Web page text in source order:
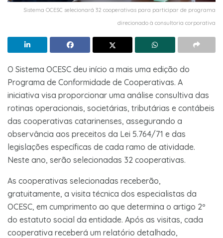
Sistema OCESC selecionará 32 cooperativas para participar de programa
direcionado à consultoria corporativa
O Sistema OCESC deu início a mais uma edição do
Programa de Conformidade de Cooperativas. A
iniciativa visa proporcionar uma análise consultiva das
rotinas operacionais, societárias, tributárias e contábeis
das cooperativas catarinenses, assegurando a
observância aos preceitos da Lei 5.764/71 e das
legislações específicas de cada ramo de atividade.
Neste ano, serão selecionadas 32 cooperativas.
As cooperativas selecionadas receberão,
gratuitamente, a visita técnica dos especialistas da
OCESC, em cumprimento ao que determina o artigo 2º
do estatuto social da entidade. Após as visitas, cada
cooperativa receberá um relatório detalhado,